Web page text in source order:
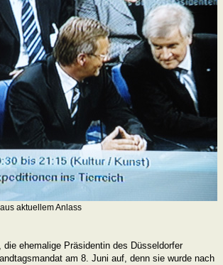
aktuellem Anlass
die ehemalige Präsidentin des Düsseldorfer
am 8. Juni auf, denn sie wurde nach